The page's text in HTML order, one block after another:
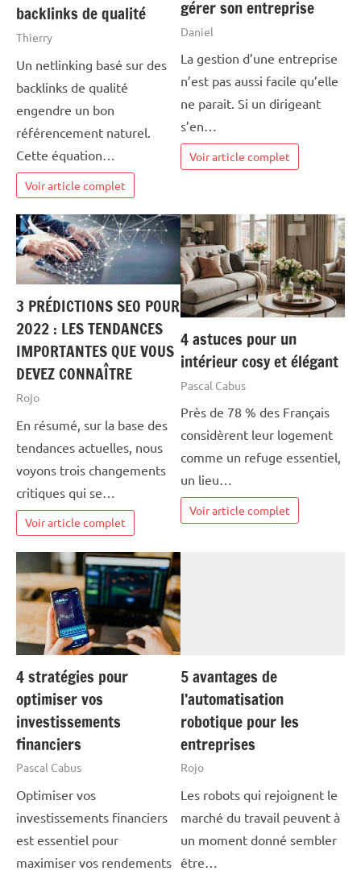
backlinks de qualité
Thierry
Un netlinking basé sur des
backlinks de qualité
engendre un bon
référencement naturel.
Cette équation…
Voir article complet
gérer son entreprise
Daniel
La gestion d’une entreprise
n’est pas aussi facile qu’elle
ne parait. Si un dirigeant
s’en…
Voir article complet
3 PRÉDICTIONS SEO POUR
2022 : LES TENDANCES
IMPORTANTES QUE VOUS
DEVEZ CONNAÎTRE
Rojo
En résumé, sur la base des
tendances actuelles, nous
voyons trois changements
critiques qui se…
Voir article complet
4 astuces pour un
intérieur cosy et élégant
Pascal Cabus
Près de 78 % des Français
considèrent leur logement
comme un refuge essentiel,
un lieu…
Voir article complet
4 stratégies pour
optimiser vos
investissements
financiers
Pascal Cabus
Optimiser vos
investissements financiers
est essentiel pour
maximiser vos rendements
5 avantages de
l’automatisation
robotique pour les
entreprises
Rojo
Les robots qui rejoignent le
marché du travail peuvent à
un moment donné sembler
être…